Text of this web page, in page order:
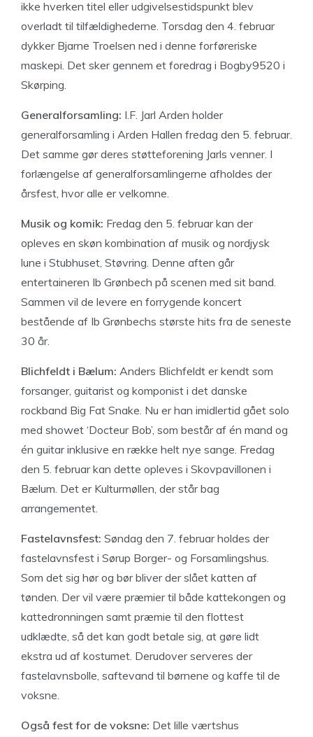
ikke hverken titel eller udgivelsestidspunkt blev
overladt til tilfældighederne. Torsdag den 4. februar
dykker Bjarne Troelsen ned i denne forføreriske
maskepi. Det sker gennem et foredrag i Bogby9520 i
Skørping.
Generalforsamling: I.F. Jarl Arden holder
generalforsamling i Arden Hallen fredag den 5. februar.
Det samme gør deres støtteforening Jarls venner. I
forlængelse af generalforsamlingerne afholdes der
årsfest, hvor alle er velkomne.
Musik og komik: Fredag den 5. februar kan der
opleves en skøn kombination af musik og nordjysk
lune i Stubhuset, Støvring. Denne aften går
entertaineren Ib Grønbech på scenen med sit band.
Sammen vil de levere en forrygende koncert
bestående af Ib Grønbechs største hits fra de seneste
30 år.
Blichfeldt i Bælum: Anders Blichfeldt er kendt som
forsanger, guitarist og komponist i det danske
rockband Big Fat Snake. Nu er han imidlertid gået solo
med showet ‘Docteur Bob’, som består af én mand og
én guitar inklusive en række helt nye sange. Fredag
den 5. februar kan dette opleves i Skovpavillonen i
Bælum. Det er Kulturmøllen, der står bag
arrangementet.
Fastelavnsfest: Søndag den 7. februar holdes der
fastelavnsfest i Sørup Borger- og Forsamlingshus.
Som det sig hør og bør bliver der slået katten af
tønden. Der vil være præmier til både kattekongen og
kattedronningen samt præmie til den flottest
udklædte, så det kan godt betale sig, at gøre lidt
ekstra ud af kostumet. Derudover serveres der
fastelavnsbolle, saftevand til børnene og kaffe til de
voksne.
Også fest for de voksne: Det lille værtshus